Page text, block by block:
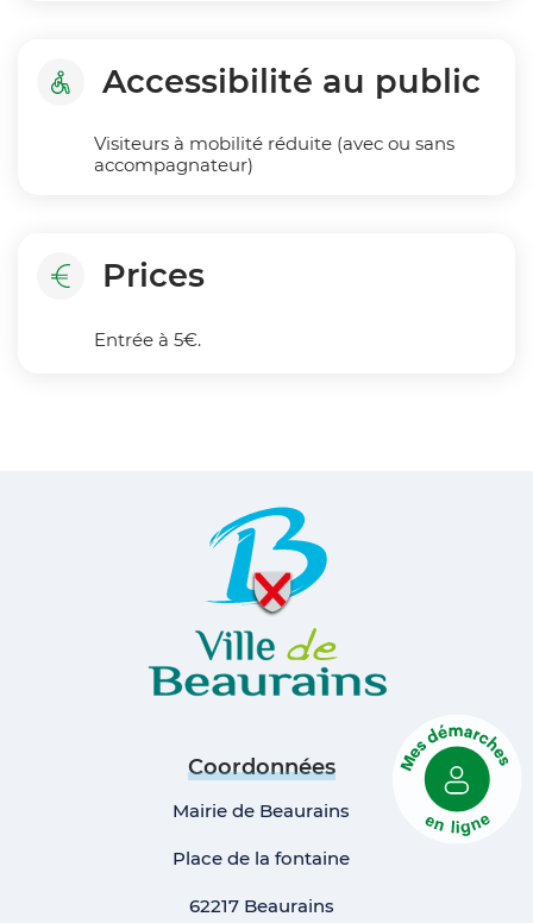
Accessibilité au public
Visiteurs à mobilité réduite (avec ou sans
accompagnateur)
Prices
Entrée à 5€.
Coordonnées
Mairie de Beaurains
Place de la fontaine
62217 Beaurains